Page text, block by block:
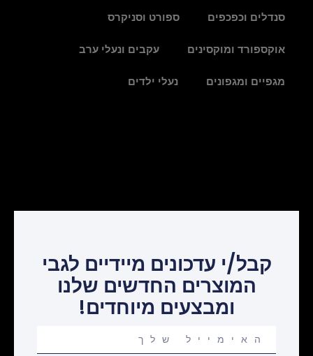
סנדלים וכפכפים ספורט וסניקרס
אוקספורד ומוקסינים עקבים ונעלי ערב
מגפיים ומגפונים נעלי ילדים
קבל/י עדכונים מיידיים לגבי
המוצרים החדשים שלנו
ומבצעים מיוחדים!
email